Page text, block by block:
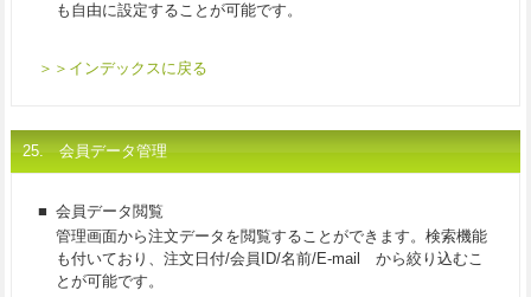
も自由に設定することが可能です。
＞＞インデックスに戻る
25. 会員データ管理
■ 会員データ閲覧
管理画面から注文データを閲覧することができます。検索機能
も付いており、注文日付/会員ID/名前/E-mail から絞り込むこ
とが可能です。